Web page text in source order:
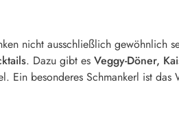
nicht ausschließlich gewöhnlich
. Dazu gibt es Veggy-Döner,
Ein besonderes Schmankerl ist